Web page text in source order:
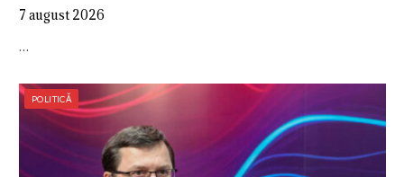
7 august 2026
…
POLITICĂ